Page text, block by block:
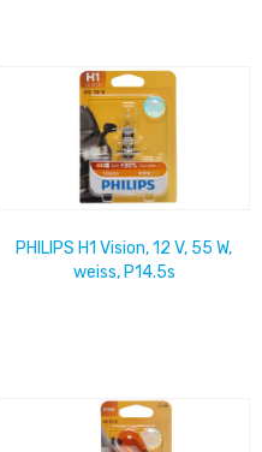
PHILIPS H1 Vision, 12 V, 55 W,
weiss, P14.5s